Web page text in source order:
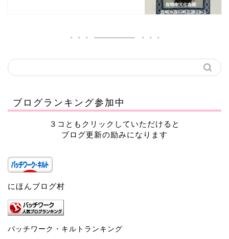
ブログランキング参加中
３コともクリックしていただけると
ブログ更新の励みになります
にほんブログ村
パッチワーク・キルトランキング